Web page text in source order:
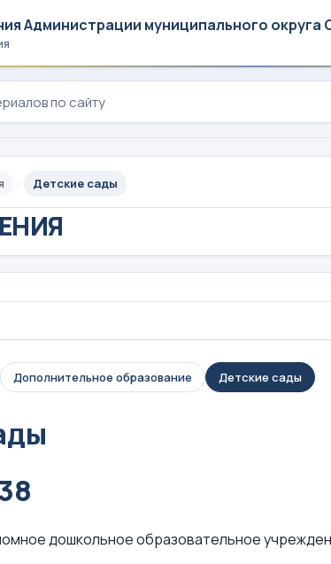
Администрации муниципального округа
Детские сады
Дополнительное образование Детские сады
дошкольное образовательное